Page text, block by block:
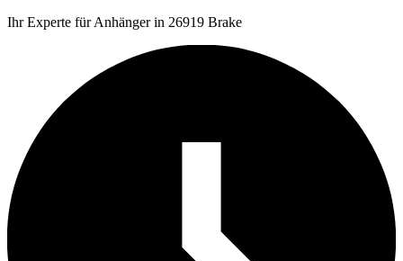
Ihr Experte für Anhänger in 26919 Brake